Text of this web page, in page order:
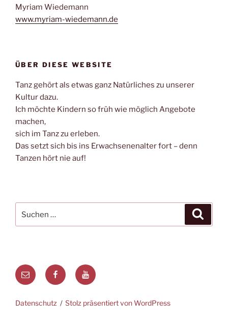
Myriam Wiedemann
www.myriam-wiedemann.de
ÜBER DIESE WEBSITE
Tanz gehört als etwas ganz Natürliches zu unserer
Kultur dazu.
Ich möchte Kindern so früh wie möglich Angebote
machen,
sich im Tanz zu erleben.
Das setzt sich bis ins Erwachsenenalter fort – denn
Tanzen hört nie auf!
nach:
E-
Mail
FacebookYoutube
Datenschutz Stolz präsentiert von WordPress